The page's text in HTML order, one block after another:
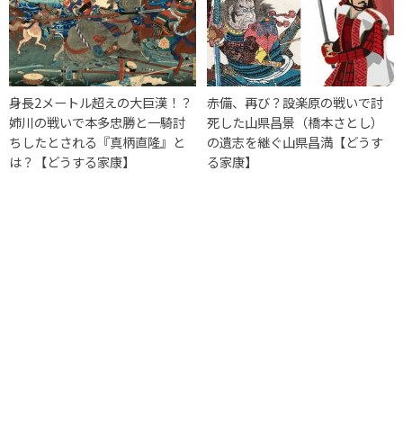
身長2メートル超えの大巨漢！？
姉川の戦いで本多忠勝と一騎討
ちしたとされる『真柄直隆』と
は？【どうする家康】
赤備、再び？設楽原の戦いで討
死した山県昌景（橋本さとし）
の遺志を継ぐ山県昌満【どうす
る家康】